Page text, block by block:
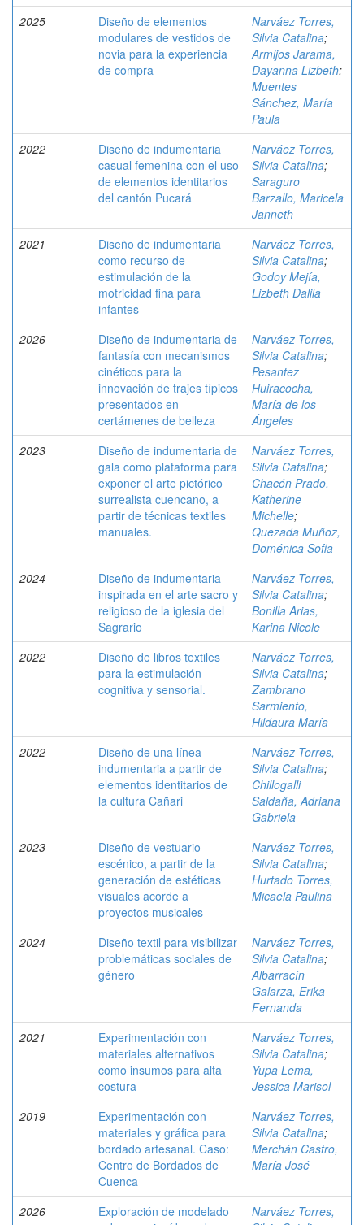
2025
Diseño de elementos
modulares de vestidos de
novia para la experiencia
de compra
Narváez Torres,
Silvia Catalina;
Armijos Jarama,
Dayanna Lizbeth;
Muentes
Sánchez, María
Paula
2022
Diseño de indumentaria
casual femenina con el uso
de elementos identitarios
del cantón Pucará
Narváez Torres,
Silvia Catalina;
Saraguro
Barzallo, Maricela
Janneth
2021
Diseño de indumentaria
como recurso de
estimulación de la
motricidad fina para
infantes
Narváez Torres,
Silvia Catalina;
Godoy Mejía,
Lizbeth Dalila
2026
Diseño de indumentaria de
fantasía con mecanismos
cinéticos para la
innovación de trajes típicos
presentados en
certámenes de belleza
Narváez Torres,
Silvia Catalina;
Pesantez
Huiracocha,
María de los
Ángeles
2023
Diseño de indumentaria de
gala como plataforma para
exponer el arte pictórico
surrealista cuencano, a
partir de técnicas textiles
manuales.
Narváez Torres,
Silvia Catalina;
Chacón Prado,
Katherine
Michelle;
Quezada Muñoz,
Doménica Sofia
2024
Diseño de indumentaria
inspirada en el arte sacro y
religioso de la iglesia del
Sagrario
Narváez Torres,
Silvia Catalina;
Bonilla Arias,
Karina Nicole
2022
Diseño de libros textiles
para la estimulación
cognitiva y sensorial.
Narváez Torres,
Silvia Catalina;
Zambrano
Sarmiento,
Hildaura María
2022
Diseño de una línea
indumentaria a partir de
elementos identitarios de
la cultura Cañari
Narváez Torres,
Silvia Catalina;
Chillogalli
Saldaña, Adriana
Gabriela
2023
Diseño de vestuario
escénico, a partir de la
generación de estéticas
visuales acorde a
proyectos musicales
Narváez Torres,
Silvia Catalina;
Hurtado Torres,
Micaela Paulina
2024
Diseño textil para visibilizar
problemáticas sociales de
género
Narváez Torres,
Silvia Catalina;
Albarracín
Galarza, Erika
Fernanda
2021
Experimentación con
materiales alternativos
como insumos para alta
costura
Narváez Torres,
Silvia Catalina;
Yupa Lema,
Jessica Marisol
2019
Experimentación con
materiales y gráfica para
bordado artesanal. Caso:
Centro de Bordados de
Cuenca
Narváez Torres,
Silvia Catalina;
Merchán Castro,
María José
2026
Exploración de modelado
Narváez Torres,